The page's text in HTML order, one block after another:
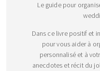
Le guide pour
Dans ce livre positif et
pour vous aider à
personnalisé et à
anecdotes et récit du